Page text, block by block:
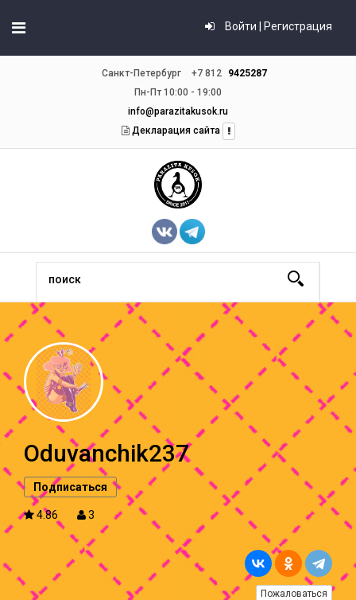
Войти | Регистрация
Санкт-Петербург +7 812
9425287
Пн-Пт 10:00 - 19:00
info@parazitakusok.ru
Декларация сайта
Oduvanchik237
Подписаться
4.86 3
Пожаловаться